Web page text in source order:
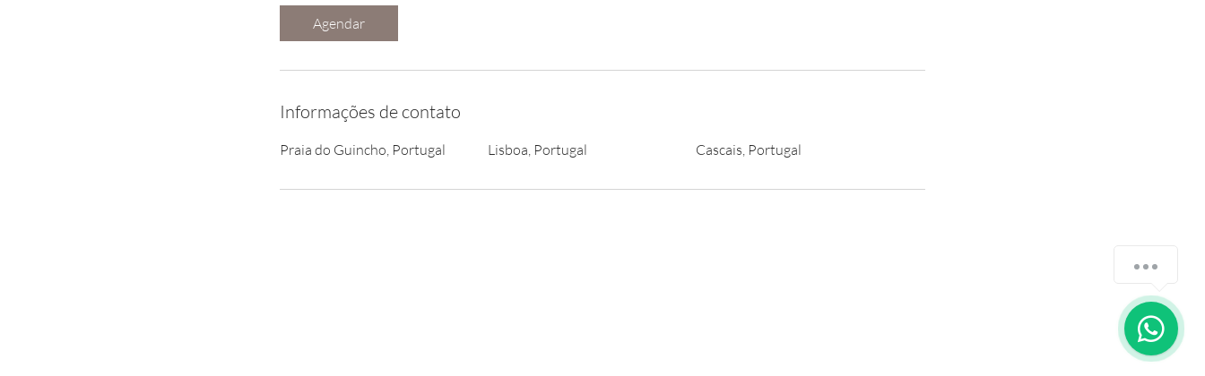
Agendar
Informações de contato
Praia do Guincho, Portugal Lisboa, Portugal Cascais, Portugal
1